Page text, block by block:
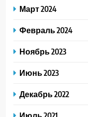
Март 2024
Февраль 2024
Ноябрь 2023
Июнь 2023
Декабрь 2022